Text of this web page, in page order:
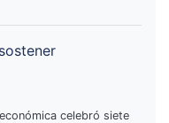
celebró siete